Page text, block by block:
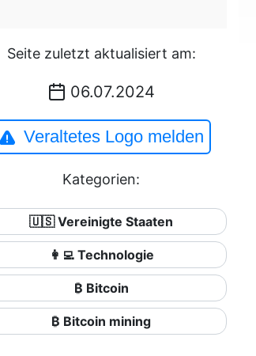
Seite zuletzt aktualisiert am:
06.07.2024
Veraltetes Logo melden
Kategorien:
🇺🇸 Vereinigte Staaten
👩‍💻 Technologie
₿ Bitcoin
₿ Bitcoin mining